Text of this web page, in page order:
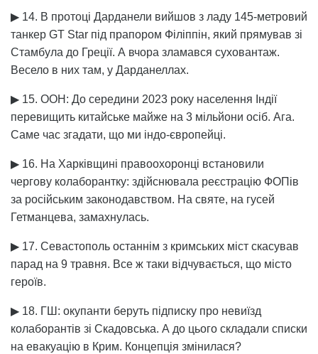
▶ 14. В протоці Дарданели вийшов з ладу 145-метровий
танкер GT Star під прапором Філіппін, який прямував зі
Стамбула до Греції. А вчора зламався суховантаж.
Весело в них там, у Дарданеллах.
▶ 15. ООН: До середини 2023 року населення Індії
перевищить китайське майже на 3 мільйони осіб. Ага.
Саме час згадати, що ми індо-європейці.
▶ 16. На Харківщині правоохоронці встановили
чергову колаборантку: здійснювала реєстрацію ФОПів
за російським законодавством. На святе, на гусей
Гетманцева, замахнулась.
▶ 17. Севастополь останнім з кримських міст скасував
парад на 9 травня. Все ж таки відчувається, що місто
героїв.
▶ 18. ГШ: окупанти беруть підписку про невиїзд
колаборантів зі Скадовська. А до цього складали списки
на евакуацію в Крим. Концепція змінилася?